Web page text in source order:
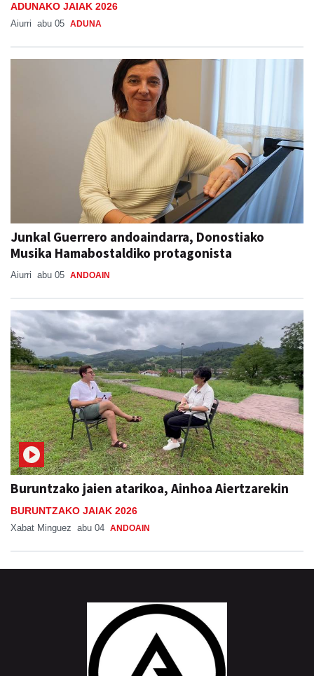
ADUNAKO JAIAK 2026
Aiurri abu 05 ADUNA
Junkal Guerrero andoaindarra, Donostiako
Musika Hamabostaldiko protagonista
Aiurri abu 05 ANDOAIN
Buruntzako jaien atarikoa, Ainhoa Aiertzarekin
BURUNTZAKO JAIAK 2026
Xabat Minguez abu 04 ANDOAIN